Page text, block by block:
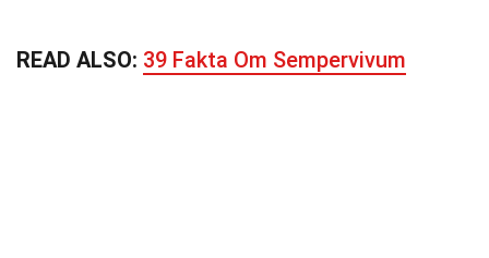
READ ALSO: 39 Fakta Om Sempervivum